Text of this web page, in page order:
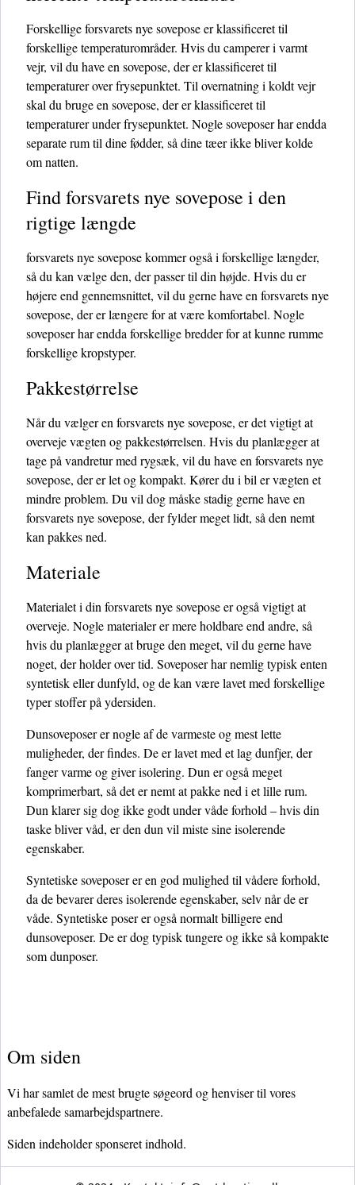
Forskellige forsvarets nye sovepose er klassificeret til
forskellige temperaturområder. Hvis du camperer i varmt
vejr, vil du have en sovepose, der er klassificeret til
temperaturer over frysepunktet. Til overnatning i koldt vejr
skal du bruge en sovepose, der er klassificeret til
temperaturer under frysepunktet. Nogle soveposer har endda
separate rum til dine fødder, så dine tæer ikke bliver kolde
om natten.
Find forsvarets nye sovepose i den
rigtige længde
forsvarets nye sovepose kommer også i forskellige længder,
så du kan vælge den, der passer til din højde. Hvis du er
højere end gennemsnittet, vil du gerne have en forsvarets nye
sovepose, der er længere for at være komfortabel. Nogle
soveposer har endda forskellige bredder for at kunne rumme
forskellige kropstyper.
Pakkestørrelse
Når du vælger en forsvarets nye sovepose, er det vigtigt at
overveje vægten og pakkestørrelsen. Hvis du planlægger at
tage på vandretur med rygsæk, vil du have en forsvarets nye
sovepose, der er let og kompakt. Kører du i bil er vægten et
mindre problem. Du vil dog måske stadig gerne have en
forsvarets nye sovepose, der fylder meget lidt, så den nemt
kan pakkes ned.
Materiale
Materialet i din forsvarets nye sovepose er også vigtigt at
overveje. Nogle materialer er mere holdbare end andre, så
hvis du planlægger at bruge den meget, vil du gerne have
noget, der holder over tid. Soveposer har nemlig typisk enten
syntetisk eller dunfyld, og de kan være lavet med forskellige
typer stoffer på ydersiden.
Dunsoveposer er nogle af de varmeste og mest lette
muligheder, der findes. De er lavet med et lag dunfjer, der
fanger varme og giver isolering. Dun er også meget
komprimerbart, så det er nemt at pakke ned i et lille rum.
Dun klarer sig dog ikke godt under våde forhold – hvis din
taske bliver våd, er den dun vil miste sine isolerende
egenskaber.
Syntetiske soveposer er en god mulighed til vådere forhold,
da de bevarer deres isolerende egenskaber, selv når de er
våde. Syntetiske poser er også normalt billigere end
dunsoveposer. De er dog typisk tungere og ikke så kompakte
som dunposer.
Om siden
Vi har samlet de mest brugte søgeord og henviser til vores
anbefalede samarbejdspartnere.
Siden indeholder sponseret indhold.